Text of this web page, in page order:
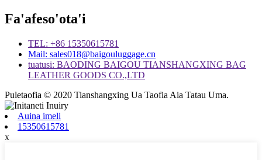
Fa'afeso'ota'i
TEL: +86 15350615781
Mail: sales018@baigouluggage.cn
tuatusi: BAODING BAIGOU TIANSHANGXING BAG
LEATHER GOODS CO.,LTD
Puletaofia © 2020 Tianshangxing Ua Taofia Aia Tatau Uma.
Auina imeli
15350615781
x